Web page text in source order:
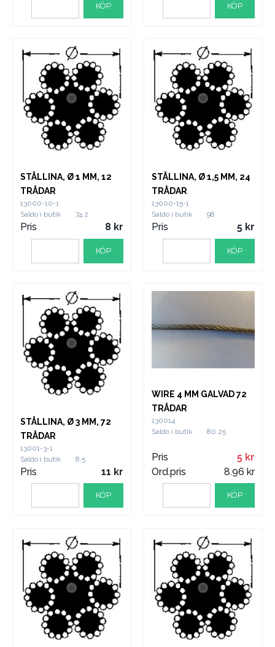
KÖP KÖP
STÅLLINA, Ø 1 MM, 12
TRÅDAR
13000-10-1
Saldo i butik
74.2
Pris 8
KÖP
STÅLLINA, Ø 1,5 MM, 24
TRÅDAR
13000-15-1
Saldo i butik
98
Pris 5
KÖP
STÅLLINA, Ø 3 MM, 72
TRÅDAR
13001-3-1
Saldo i butik
8.5
Pris 11
KÖP
WIRE 4 MM GALVAD 72
TRÅDAR
130014
Saldo i butik
80.25
Pris
5
Ord.pris
8.96
KÖP